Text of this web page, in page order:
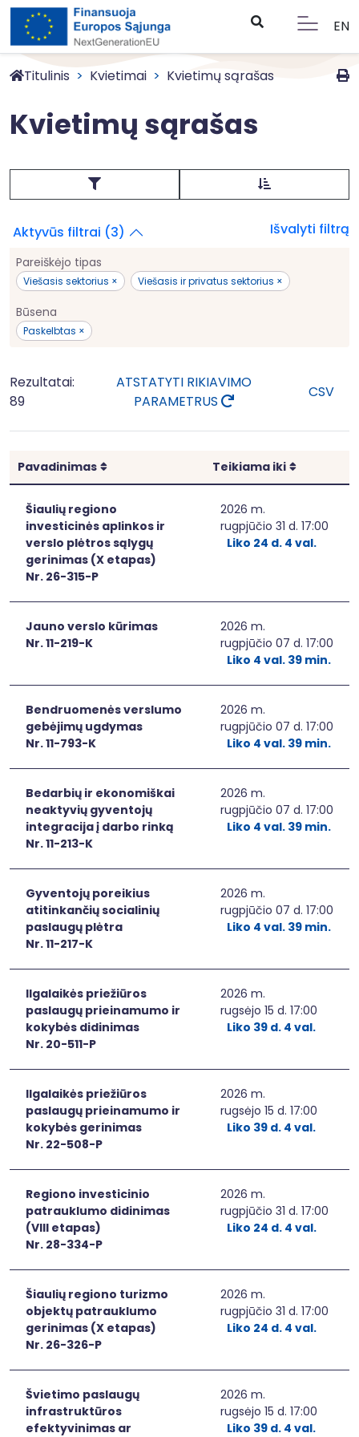
EN
Titulinis Kvietimai Kvietimų sąrašas
Kvietimų sąrašas
Aktyvūs filtrai (3) Išvalyti filtrą
Pareiškėjo tipas
Viešasis sektorius × Viešasis ir privatus sektorius ×
Būsena
Paskelbtas ×
Rezultatai:
89
ATSTATYTI RIKIAVIMO
PARAMETRUS
CSV
Pavadinimas Rikiuoti Teikiama iki Rikiuoti
Šiaulių regiono
investicinės aplinkos ir
verslo plėtros sąlygų
gerinimas (X etapas)
Nr. 26-315-P
2026 m.
rugpjūčio 31 d. 17:00
Liko 24 d. 4 val.
Jauno verslo kūrimas
Nr. 11-219-K
2026 m.
rugpjūčio 07 d. 17:00
Liko 4 val. 39 min.
Bendruomenės verslumo
gebėjimų ugdymas
Nr. 11-793-K
2026 m.
rugpjūčio 07 d. 17:00
Liko 4 val. 39 min.
Bedarbių ir ekonomiškai
neaktyvių gyventojų
integracija į darbo rinką
Nr. 11-213-K
2026 m.
rugpjūčio 07 d. 17:00
Liko 4 val. 39 min.
Gyventojų poreikius
atitinkančių socialinių
paslaugų plėtra
Nr. 11-217-K
2026 m.
rugpjūčio 07 d. 17:00
Liko 4 val. 39 min.
Ilgalaikės priežiūros
paslaugų prieinamumo ir
kokybės didinimas
Nr. 20-511-P
2026 m.
rugsėjo 15 d. 17:00
Liko 39 d. 4 val.
Ilgalaikės priežiūros
paslaugų prieinamumo ir
kokybės gerinimas
Nr. 22-508-P
2026 m.
rugsėjo 15 d. 17:00
Liko 39 d. 4 val.
Regiono investicinio
patrauklumo didinimas
(VIII etapas)
Nr. 28-334-P
2026 m.
rugpjūčio 31 d. 17:00
Liko 24 d. 4 val.
Šiaulių regiono turizmo
objektų patrauklumo
gerinimas (X etapas)
Nr. 26-326-P
2026 m.
rugpjūčio 31 d. 17:00
Liko 24 d. 4 val.
Švietimo paslaugų
infrastruktūros
efektyvinimas ar
2026 m.
rugsėjo 15 d. 17:00
Liko 39 d. 4 val.